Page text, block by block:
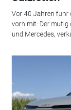
Vor 40 Jahren fuhr
vorn mit: Der mutig
und Mercedes,